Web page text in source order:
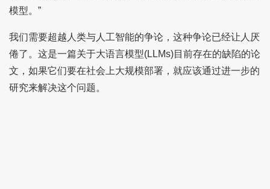
模型。”
我们需要超越人类与人工智能的争论，这种争论已经让人厌
倦了。这是一篇关于大语言模型(LLMs)目前存在的缺陷的论
文，如果它们要在社会上大规模部署，就应该通过进一步的
研究来解决这个问题。